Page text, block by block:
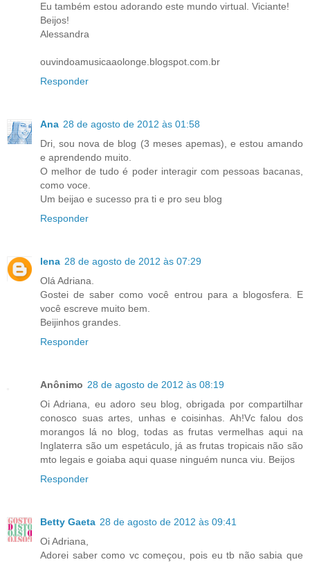
Eu também estou adorando este mundo virtual. Viciante!
Beijos!
Alessandra
ouvindoamusicaaolonge.blogspot.com.br
Responder
Ana 28 de agosto de 2012 às 01:58
Dri, sou nova de blog (3 meses apemas), e estou amando
e aprendendo muito.
O melhor de tudo é poder interagir com pessoas bacanas,
como voce.
Um beijao e sucesso pra ti e pro seu blog
Responder
lena 28 de agosto de 2012 às 07:29
Olá Adriana.
Gostei de saber como você entrou para a blogosfera. E
você escreve muito bem.
Beijinhos grandes.
Responder
Anônimo 28 de agosto de 2012 às 08:19
Oi Adriana, eu adoro seu blog, obrigada por compartilhar
conosco suas artes, unhas e coisinhas. Ah!Vc falou dos
morangos lá no blog, todas as frutas vermelhas aqui na
Inglaterra são um espetáculo, já as frutas tropicais não são
mto legais e goiaba aqui quase ninguém nunca viu. Beijos
Responder
Betty Gaeta 28 de agosto de 2012 às 09:41
Oi Adriana,
Adorei saber como vc começou, pois eu tb não sabia que